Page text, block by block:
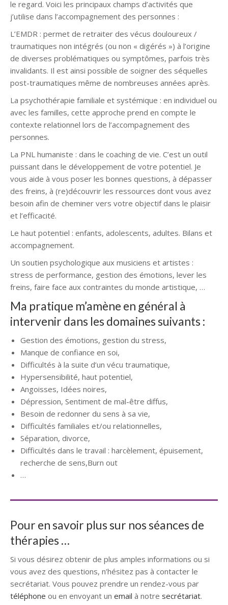
le regard. Voici les principaux champs d’activités que
j’utilise dans l’accompagnement des personnes :
L’EMDR : permet de retraiter des vécus douloureux /
traumatiques non intégrés (ou non « digérés ») à l’origine
de diverses problématiques ou symptômes, parfois très
invalidants. Il est ainsi possible de soigner des séquelles
post-traumatiques même de nombreuses années après.
La psychothérapie familiale et systémique : en individuel ou
avec les familles, cette approche prend en compte le
contexte relationnel lors de l’accompagnement des
personnes.
La PNL humaniste : dans le coaching de vie. C’est un outil
puissant dans le développement de votre potentiel. Je
vous aide à vous poser les bonnes questions, à dépasser
des freins, à (re)découvrir les ressources dont vous avez
besoin afin de cheminer vers votre objectif dans le plaisir
et l’efficacité.
Le haut potentiel : enfants, adolescents, adultes. Bilans et
accompagnement.
Un soutien psychologique aux musiciens et artistes :
stress de performance, gestion des émotions, lever les
freins, faire face aux contraintes du monde artistique, …
Ma pratique m’amène en général à
intervenir dans les domaines suivants :
Gestion des émotions, gestion du stress,
Manque de confiance en soi,
Difficultés à la suite d’un vécu traumatique,
Hypersensibilité, haut potentiel,
Angoisses, Idées noires,
Dépression, Sentiment de mal-être diffus,
Besoin de redonner du sens à sa vie,
Difficultés familiales et/ou relationnelles,
Séparation, divorce,
Difficultés dans le travail : harcèlement, épuisement,
recherche de sens,Burn out
…
Pour en savoir plus sur nos séances de
thérapies …
Si vous désirez obtenir de plus amples informations ou si
vous avez des questions, n’hésitez pas à contacter le
secrétariat. Vous pouvez prendre un rendez-vous par
téléphone ou en envoyant un email à notre secrétariat.